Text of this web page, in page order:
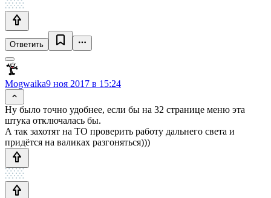
Ответить
Mogwaika9 ноя 2017 в 15:24
Ну было точно удобнее, если бы на 32 странице меню эта
штука отключалась бы.
А так захотят на ТО проверить работу дальнего света и
придётся на валиках разгоняться)))